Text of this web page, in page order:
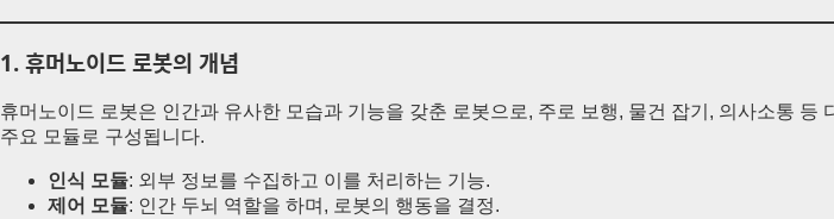
1. 휴머노이드 로봇의 개념
휴머노이드 로봇은 인간과 유사한 모습과 기능을 갖춘 로봇으로, 주로 보행, 물건 잡기, 의사소통 등
주요 모듈로 구성됩니다.
인식 모듈: 외부 정보를 수집하고 이를 처리하는 기능.
제어 모듈: 인간 두뇌 역할을 하며, 로봇의 행동을 결정.